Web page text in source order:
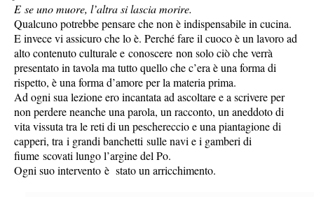
E se uno muore, l’altra si lascia morire.
Qualcuno potrebbe pensare che non è indispensabile in cucina.
E invece vi assicuro che lo è. Perché fare il cuoco è un lavoro ad
alto contenuto culturale e conoscere non solo ciò che verrà
presentato in tavola ma tutto quello che c’era è una forma di
rispetto, è una forma d’amore per la materia prima.
Ad ogni sua lezione ero incantata ad ascoltare e a scrivere per
non perdere neanche una parola, un racconto, un aneddoto di
vita vissuta tra le reti di un peschereccio e una piantagione di
capperi, tra i grandi banchetti sulle navi e i gamberi di
fiume scovati lungo l’argine del Po.
Ogni suo intervento è stato un arricchimento.